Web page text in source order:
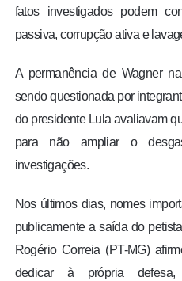
fatos investigados podem
passiva, corrupção ativa e
A permanência de Wagner
sendo questionada por
do presidente Lula avaliavam
para não ampliar o
investigações.
Nos últimos dias, nomes
publicamente a saída do
Rogério Correia (PT-MG)
dedicar à própria